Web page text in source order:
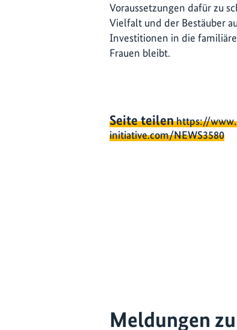
Voraussetzungen dafür zu
Vielfalt und der Bestäuber
Investitionen in die
Frauen bleibt.
Seite teilenhttps://
initiative.com/NEWS3580
Meldungen